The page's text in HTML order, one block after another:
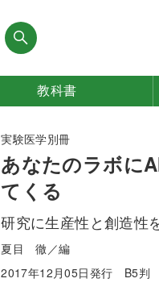
教科書
実験医学別冊
あなたのラボに
てくる
研究に生産性と創造性
夏目 徹／編
2017年12月05日発行
B5判